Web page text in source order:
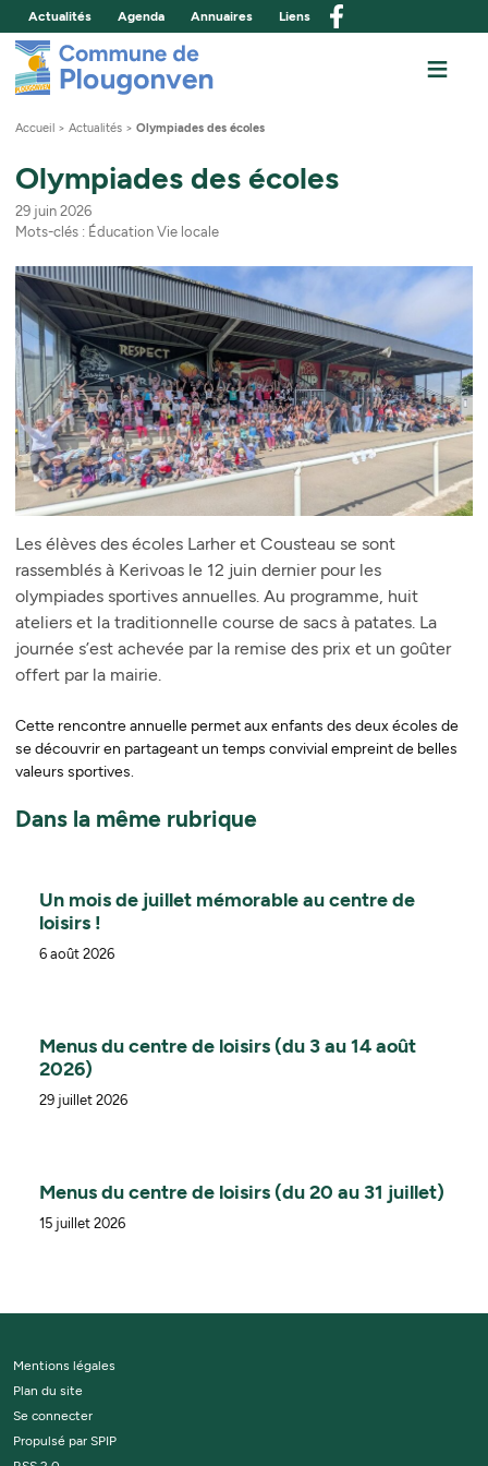
Actualités Agenda Annuaires Liens
Commune de ≡
Accueil >Actualités >Olympiades des écoles
Olympiades des écoles
29 juin 2026
Mots-clés : Éducation Vie locale
Les élèves des écoles Larher et Cousteau se sont
rassemblés à Kerivoas le 12 juin dernier pour les
olympiades sportives annuelles. Au programme, huit
ateliers et la traditionnelle course de sacs à patates. La
journée s’est achevée par la remise des prix et un goûter
offert par la mairie.
Cette rencontre annuelle permet aux enfants des deux écoles de
se découvrir en partageant un temps convivial empreint de belles
valeurs sportives.
Dans la même rubrique
Un mois de juillet mémorable au centre de
loisirs !
6 août 2026
Menus du centre de loisirs (du 3 au 14 août
2026)
29 juillet 2026
Menus du centre de loisirs (du 20 au 31 juillet)
15 juillet 2026
Mentions légales
Plan du site
Se connecter
Propulsé par SPIP